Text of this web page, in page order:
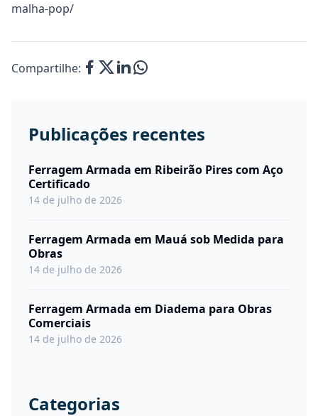
malha-pop/
Compartilhe:
Publicações recentes
Ferragem Armada em Ribeirão Pires com Aço
Certificado
14 de julho de 2026
Ferragem Armada em Mauá sob Medida para
Obras
14 de julho de 2026
Ferragem Armada em Diadema para Obras
Comerciais
14 de julho de 2026
Categorias